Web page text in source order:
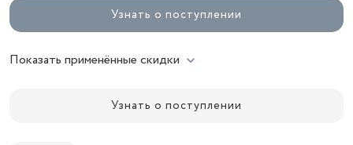
Узнать о поступлении
Показать применённые скидки
Узнать о поступлении